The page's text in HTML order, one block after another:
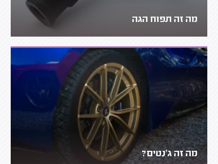
מה זה תפוח הגה
מה זה ג'נטים?